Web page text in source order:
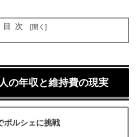
目次
の年収と維持費の現実
ポルシェに挑戦